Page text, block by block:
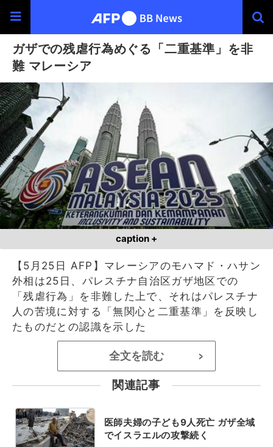
ガザでの残虐行為めぐる「二重基準」を非
難 マレーシア
caption +
【5月25日 AFP】マレーシアのモハマド・ハサン
外相は25日、パレスチナ自治区ガザ地区での
「残虐行為」を非難した上で、それはパレスチナ
人の苦境に対する「無関心と二重基準」を反映し
たものだとの認識を示した
全文を読む >
関連記事
医師夫婦の子ども9人死亡 ガザ全域
でイスラエルの攻撃続く